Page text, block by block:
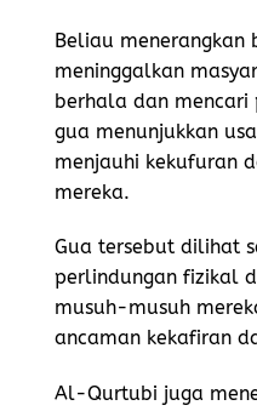
Beliau menerangkan
meninggalkan
berhala dan
gua menunjukkan
menjauhi kekufuran
mereka.
Gua tersebut dilihat
perlindungan fizikal
musuh-musuh
ancaman kekafiran
Al-Qurtubi juga